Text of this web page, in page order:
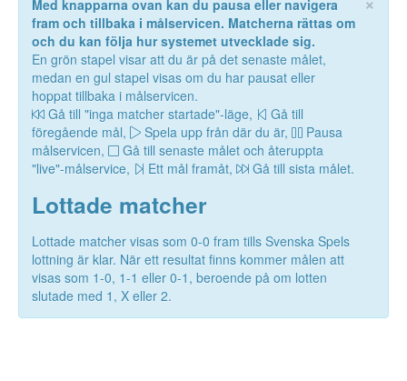
Med knapparna ovan kan du pausa eller navigera
fram och tillbaka i målservicen. Matcherna rättas om
och du kan följa hur systemet utvecklade sig.
En grön stapel visar att du är på det senaste målet,
medan en gul stapel visas om du har pausat eller
hoppat tillbaka i målservicen.
Gå till "inga matcher startade"-läge,
Gå till
föregående mål,
Spela upp från där du är,
Pausa
målservicen,
Gå till senaste målet och återuppta
"live"-målservice,
Ett mål framåt, Gå till sista målet.
Lottade matcher
Lottade matcher visas som 0-0 fram tills Svenska Spels
lottning är klar. När ett resultat finns kommer målen att
visas som 1-0, 1-1 eller 0-1, beroende på om lotten
slutade med 1, X eller 2.